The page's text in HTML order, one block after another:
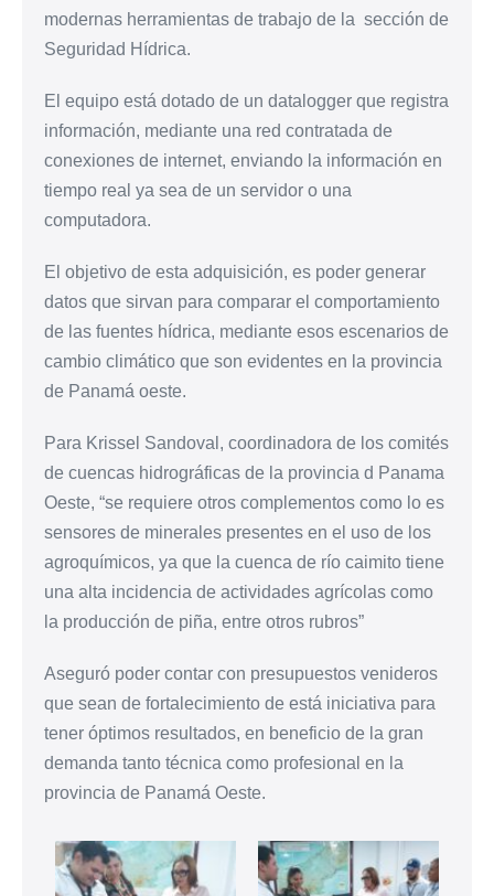
modernas herramientas de trabajo de la sección de
Seguridad Hídrica.
El equipo está dotado de un datalogger que registra
información, mediante una red contratada de
conexiones de internet, enviando la información en
tiempo real ya sea de un servidor o una
computadora.
El objetivo de esta adquisición, es poder generar
datos que sirvan para comparar el comportamiento
de las fuentes hídrica, mediante esos escenarios de
cambio climático que son evidentes en la provincia
de Panamá oeste.
Para Krissel Sandoval, coordinadora de los comités
de cuencas hidrográficas de la provincia d Panama
Oeste, “se requiere otros complementos como lo es
sensores de minerales presentes en el uso de los
agroquímicos, ya que la cuenca de río caimito tiene
una alta incidencia de actividades agrícolas como
la producción de piña, entre otros rubros”
Aseguró poder contar con presupuestos venideros
que sean de fortalecimiento de está iniciativa para
tener óptimos resultados, en beneficio de la gran
demanda tanto técnica como profesional en la
provincia de Panamá Oeste.